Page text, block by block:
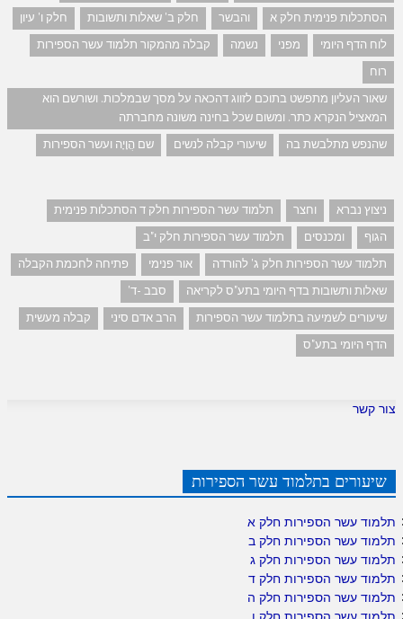
הסתכלות פנימית חלק א
והבשר חלק ב' שאלות ותשובות
חלק ו' עיון
לוח הדף היומי
מפני נשמה
קבלה מהמקור תלמוד עשר הספירות
רוח
שאור העליון מתפשט בתוכם לזווג דהכאה על מסך שבמלכות. ושורשם הוא
המאציל הנקרא כתר. ומשום שכל בחינה משונה מחברתה
שהנפש מתלבשת בה
שיעורי קבלה לנשים שם הֲוָיָה ועשר הספירות
ניצוץ נברא וחצר
תלמוד עשר הספירות חלק ד הסתכלות פנימית
הגוף
ומכנסים
תלמוד עשר הספירות חלק י"ב
תלמוד עשר הספירות חלק ג' להורדה
אור פנימי
פתיחה לחכמת הקבלה
שאלות ותשובות בדף היומי בתע"ס לקריאה
סבב -ד'
שיעורים לשמיעה בתלמוד עשר הספירות
הרב אדם סיני
קבלה מעשית
הדף היומי בתע"ס
צור קשר
שיעורים בתלמוד עשר הספירות
תלמוד עשר הספירות חלק א
תלמוד עשר הספירות חלק ב
תלמוד עשר הספירות חלק ג
תלמוד עשר הספירות חלק ד
תלמוד עשר הספירות חלק ה